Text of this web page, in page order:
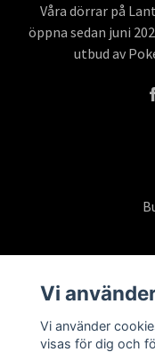
Våra dörrar på
öppna sedan juni
utbud av
Vi
Vi använder
visas för dig och